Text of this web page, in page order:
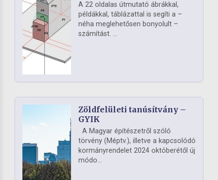
A 22 oldalas útmutató ábrákkal,
példákkal, táblázattal is segíti a –
néha meglehetősen bonyolult –
számítást. ...
Zöldfelületi tanúsítvány –
GYIK
A Magyar építészetről szóló
törvény (Méptv.), illetve a kapcsolódó
kormányrendelet 2024 októberétől új
módo...